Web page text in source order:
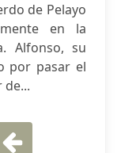
de Pelayo
en la
Alfonso, su
por pasar el